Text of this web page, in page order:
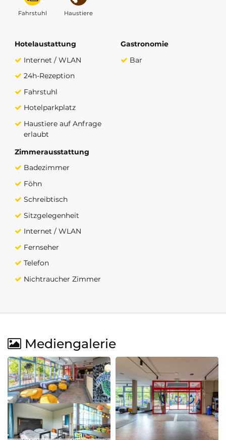
Fahrstuhl Haustiere
Hotelaustattung
Internet / WLAN
24h-Rezeption
Fahrstuhl
Hotelparkplatz
Haustiere auf Anfrage
erlaubt
Gastronomie
Bar
Zimmerausstattung
Badezimmer
Föhn
Schreibtisch
Sitzgelegenheit
Internet / WLAN
Fernseher
Telefon
Nichtraucher Zimmer
Mediengalerie